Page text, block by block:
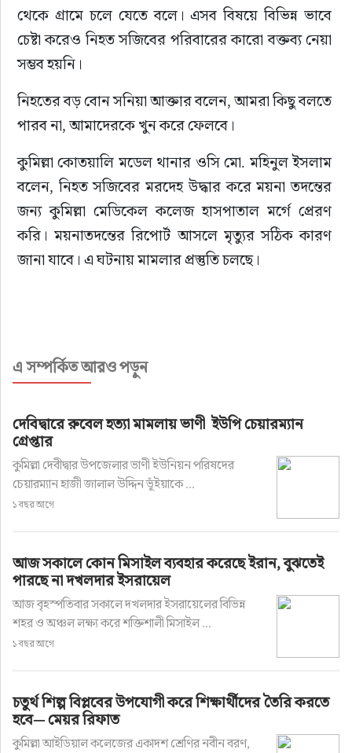
থেকে গ্রামে চলে যেতে বলে। এসব বিষয়ে বিভিন্ন ভাবে
চেষ্টা করেও নিহত সজিবের পরিবারের কারো বক্তব্য নেয়া
সম্ভব হয়নি।
নিহতের বড় বোন সনিয়া আক্তার বলেন, আমরা কিছু বলতে
পারব না, আমাদেরকে খুন করে ফেলবে।
কুমিল্লা কোতয়ালি মডেল থানার ওসি মো. মহিনুল ইসলাম
বলেন, নিহত সজিবের মরদেহ উদ্ধার করে ময়না তদন্তের
জন্য কুমিল্লা মেডিকেল কলেজ হাসপাতাল মর্গে প্রেরণ
করি। ময়নাতদন্তের রিপোর্ট আসলে মৃত্যুর সঠিক কারণ
জানা যাবে। এ ঘটনায় মামলার প্রস্তুতি চলছে।
এ সম্পর্কিত আরও পড়ুন
দেবিদ্বারে রুবেল হত্যা মামলায় ভাণী ইউপি চেয়ারম্যান
গ্রেপ্তার
কুমিল্লা দেবীদ্বার উপজেলার ভাণী ইউনিয়ন পরিষদের
চেয়ারম্যান হাজী জালাল উদ্দিন ভূঁইয়াকে ...
১ বছর আগে
আজ সকালে কোন মিসাইল ব্যবহার করেছে ইরান, বুঝতেই
পারছে না দখলদার ইসরায়েল
আজ বৃহস্পতিবার সকালে দখলদার ইসরায়েলের বিভিন্ন
শহর ও অঞ্চল লক্ষ্য করে শক্তিশালী মিসাইল ...
১ বছর আগে
চতুর্থ শিল্প বিপ্লবের উপযোগী করে শিক্ষার্থীদের তৈরি করতে
হবে— মেয়র রিফাত
কুমিল্লা আইডিয়াল কলেজের একাদশ শ্রেণির নবীন বরণ,